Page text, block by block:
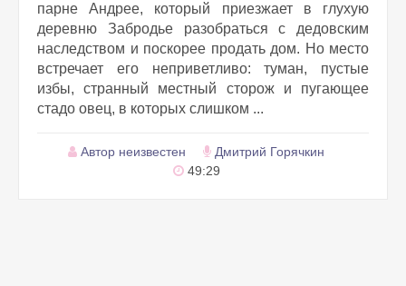
парне Андрее, который приезжает в глухую
деревню Забродье разобраться с дедовским
наследством и поскорее продать дом. Но место
встречает его неприветливо: туман, пустые
избы, странный местный сторож и пугающее
стадо овец, в которых слишком ...
Автор неизвестен
Дмитрий Горячкин
49:29